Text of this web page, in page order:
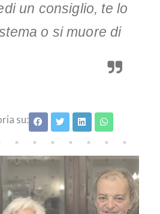
un consiglio, te lo
o si muore di
su: